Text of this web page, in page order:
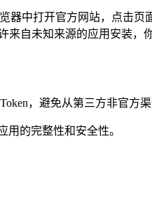
器中打开官方网站，点击
自未知来源的应用安装，
，避免从第三方非官方
用的完整性和安全性。